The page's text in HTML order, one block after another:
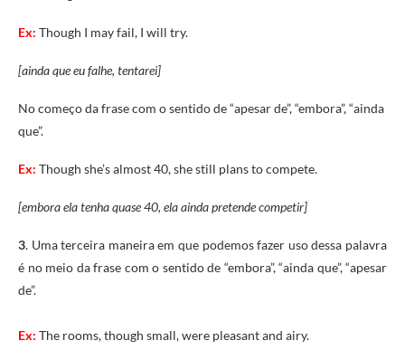
Ex: Though I may fail, I will try.
[ainda que eu falhe, tentarei]
No começo da frase com o sentido de “apesar de”, “embora”, “ainda
que”.
Ex: Though she’s almost 40, she still plans to compete.
[embora ela tenha quase 40, ela ainda pretende competir]
3. Uma terceira maneira em que podemos fazer uso dessa palavra
é no meio da frase com o sentido de “embora”, “ainda que”, “apesar
de”.
Ex: The rooms, though small, were pleasant and airy.